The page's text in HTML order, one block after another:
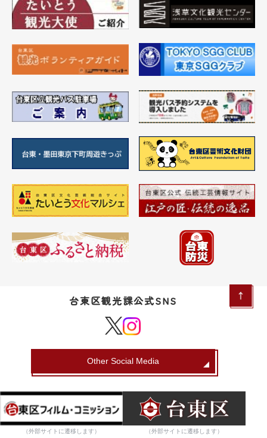
台東区観光課公式SNS
Other Social Media
（外部サイトに遷移します） （外部サイトに遷移します）